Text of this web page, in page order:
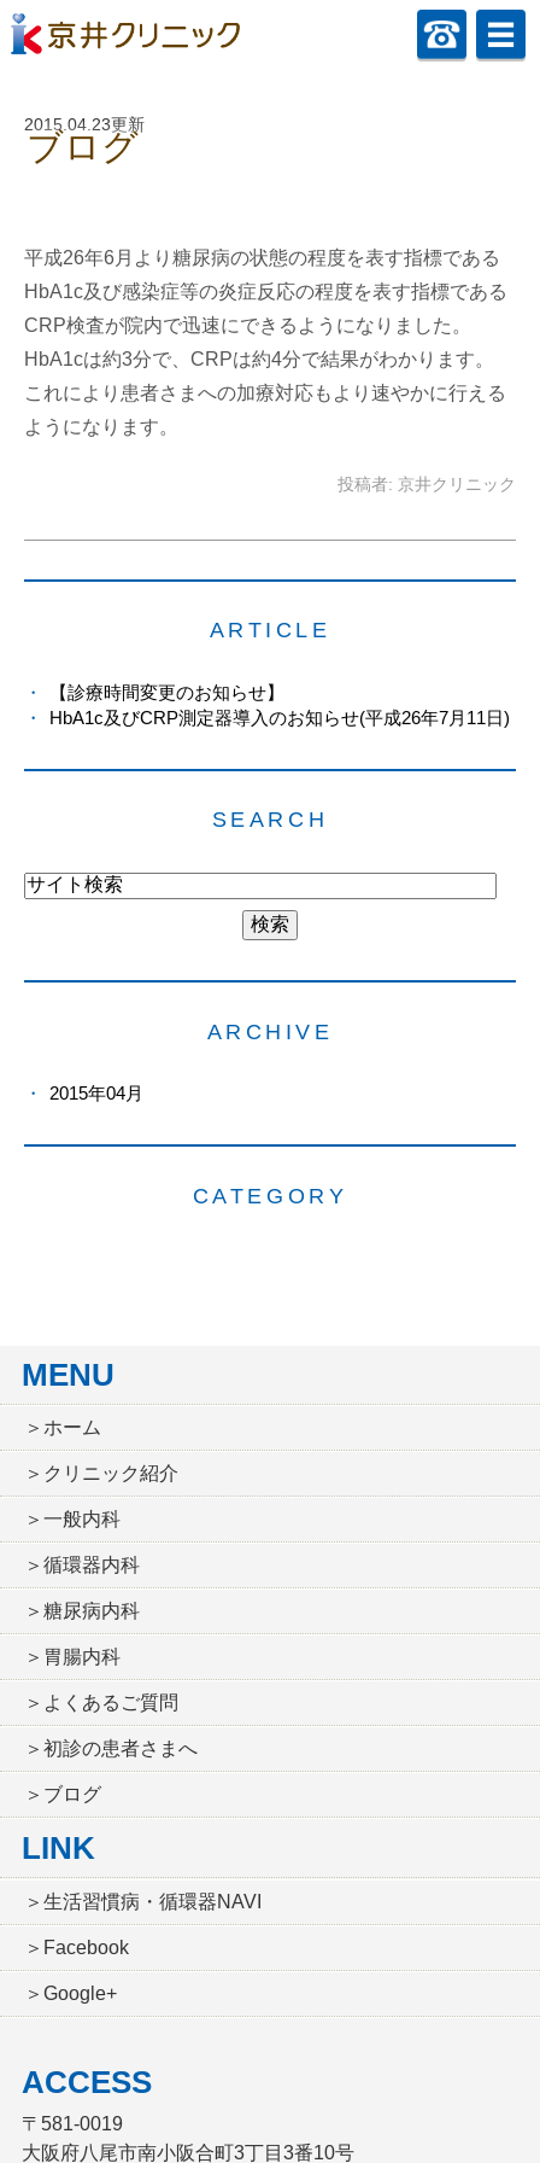
ブログ
2015.04.23更新
HbA1c及びCRP測定器導入のお知らせ(平成26
平成26年6月より糖尿病の状態の程度を表す指標である
HbA1c及び感染症等の炎症反応の程度を表す指標である
CRP検査が院内で迅速にできるようになりました。
HbA1cは約3分で、CRPは約4分で結果がわかります。
これにより患者さまへの加療対応もより速やかに行える
ようになります。
投稿者: 京井クリニック
ARTICLE
【診療時間変更のお知らせ】
HbA1c及びCRP測定器導入のお知らせ(平成26年7月11日)
SEARCH
ARCHIVE
2015年04月
CATEGORY
MENU
＞ホーム
＞クリニック紹介
＞一般内科
＞循環器内科
＞糖尿病内科
＞胃腸内科
＞よくあるご質問
＞初診の患者さまへ
＞ブログ
LINK
＞生活習慣病・循環器NAVI
＞Facebook
＞Google+
ACCESS
〒581-0019
大阪府八尾市南小阪合町3丁目3番10号